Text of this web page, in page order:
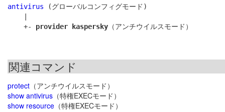
antivirus (グローバルコンフィグモード)
    +-
provider kaspersky
関連コマンド
protect （アンチウイルスモード）
show antivirus （特権EXECモード）
show resource （特権EXECモード）